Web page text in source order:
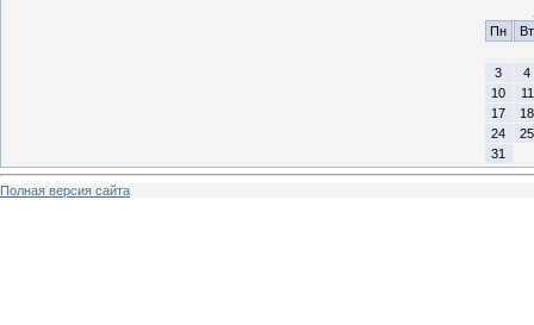
Пн
Вт
3
4
10
11
17
18
24
25
31
Полная версия сайта